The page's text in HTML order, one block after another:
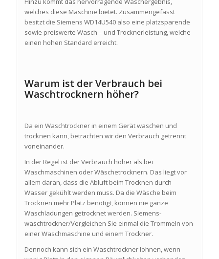
welches diese Maschine bietet. Zusammengefasst
besitzt die Siemens WD14U540 also eine platzsparende
sowie preiswerte Wasch – und Trocknerleistung, welche
einen hohen Standard erreicht.
Warum ist der Verbrauch bei
Waschtrocknern höher?
Da ein Waschtrockner in einem Gerät waschen und
trocknen kann, betrachten wir den Verbrauch getrennt
voneinander.
In der Regel ist der Verbrauch höher als bei
Waschmaschinen oder Wäschetrocknern. Das liegt vor
allem daran, dass die Abluft beim Trocknen durch
Wasser gekühlt werden muss. Da die Wäsche beim
Trocknen mehr Platz benötigt, können nie ganze
Waschladungen getrocknet werden. Siemens-
waschtrockner/Vergleichen Sie einmal die Trommeln von
einer Waschmaschine und einem Trockner.
Dennoch kann sich ein Waschtrockner lohnen, wenn